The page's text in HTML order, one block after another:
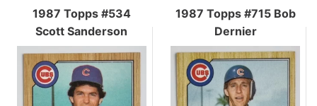
1987 Topps #534
Scott Sanderson
1987 Topps #715 Bob
Dernier